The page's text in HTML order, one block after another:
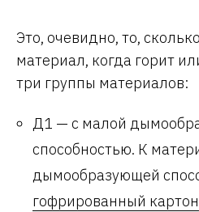
Это, очевидно, то,
материал, когда горит
три группы материалов:
Д1 — с малой
способностью. К
дымообразующей
гофрированный картон